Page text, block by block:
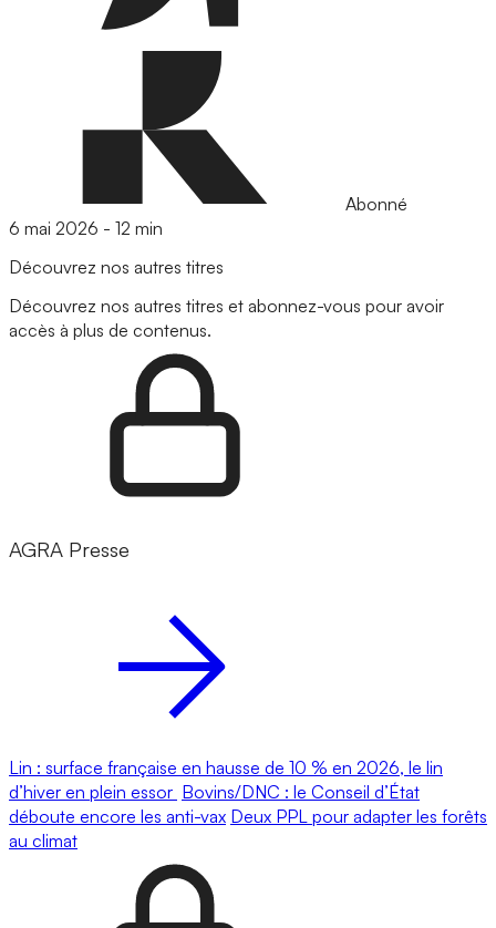
Abonné
6 mai 2026 - 12 min
Découvrez nos autres titres
Découvrez nos autres titres et abonnez-vous pour avoir
accès à plus de contenus.
AGRA Presse
Lin : surface française en hausse de 10 % en 2026, le lin
d’hiver en plein essor Bovins/DNC : le Conseil d’État
déboute encore les anti-vax Deux PPL pour adapter les forêts
au climat